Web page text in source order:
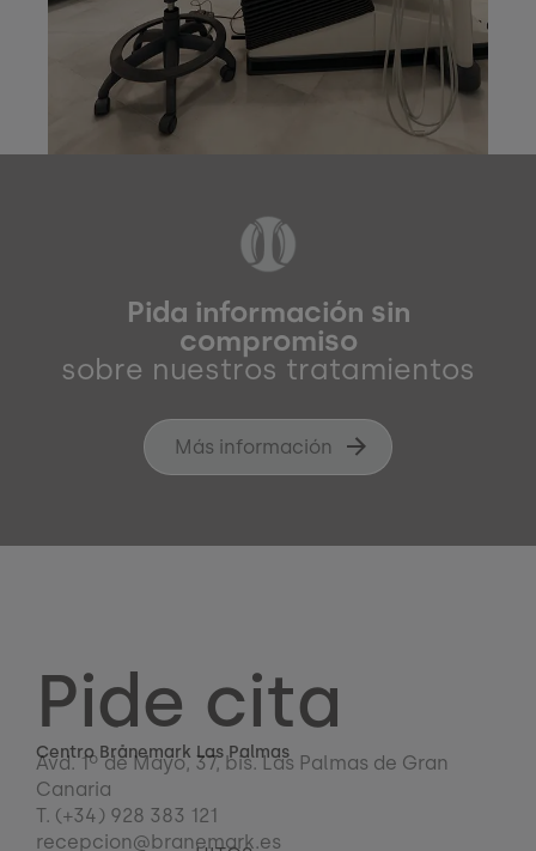
Pida información sin
compromiso
sobre nuestros tratamientos
Más información
Pide cita
Centro Brånemark Las Palmas
Avd. 1º de Mayo, 37, bis. Las Palmas de Gran
Canaria
T. (+34) 928 383 121
recepcion@branemark.es